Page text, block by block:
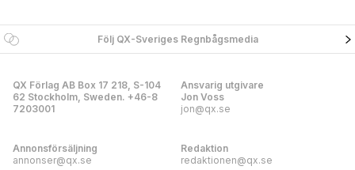
Följ QX-Sveriges Regnbågsmedia
QX Förlag AB Box 17 218, S-104
62 Stockholm, Sweden. +46-8
7203001
Ansvarig utgivare
Jon Voss
jon@qx.se
Annonsförsäljning
annonser@qx.se
Redaktion
redaktionen@qx.se